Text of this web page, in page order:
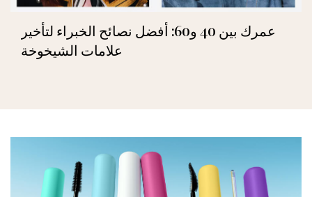
عمرك بين 40 و60: أفضل نصائح الخبراء لتأخير
علامات الشيخوخة